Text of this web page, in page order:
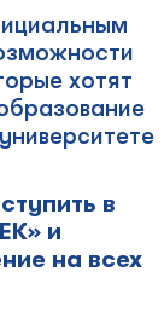
хотят
в
и
на всех